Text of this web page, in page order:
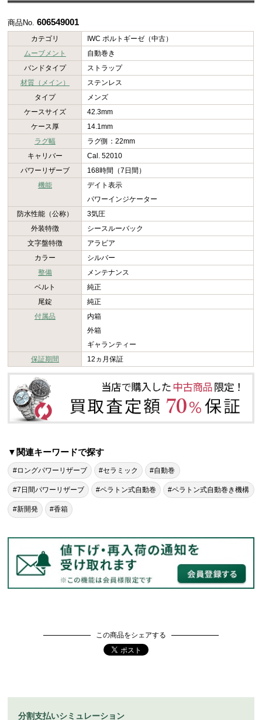
商品No.606549001
カテゴリ
IWC ポルトギーゼ（中古）
ムーブメント
自動巻き
バンドタイプ
ストラップ
材質（メイン）
ステンレス
タイプ
メンズ
ケースサイズ
42.3mm
ケース厚
14.1mm
ラグ幅
ラグ側：22mm
キャリバー
Cal. 52010
パワーリザーブ
168時間（7日間）
機能
デイト表示
パワーインジケーター
防水性能（公称）
3気圧
外装特徴
シースルーバック
文字盤特徴
アラビア
カラー
シルバー
整備
メンテナンス
ベルト
純正
尾錠
純正
付属品
内箱
外箱
ギャランティー
保証期間
12ヵ月保証
▼関連キーワードで探す
#ロングパワーリザーブ #セラミック #自動巻
#7日間パワーリザーブ #ペラトン式自動巻 #ペラトン式自動巻き機構
#新開発 #香箱
この商品をシェアする
分割支払いシミュレーション